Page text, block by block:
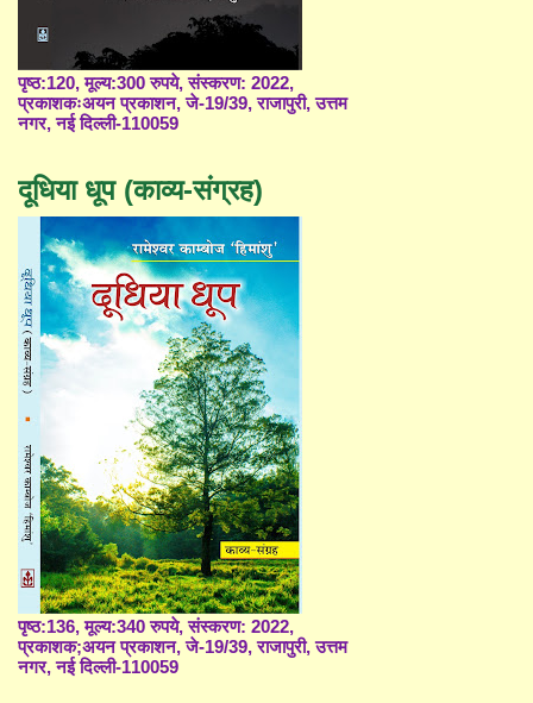
पृष्ठ:120, मूल्य:300 रुपये, संस्करण: 2022,
प्रकाशकःअयन प्रकाशन, जे-19/39, राजापुरी, उत्तम
नगर, नई दिल्ली-110059
दूधिया धूप (काव्य-संग्रह)
पृष्ठ:136, मूल्य:340 रुपये, संस्करण: 2022,
प्रकाशक;अयन प्रकाशन, जे-19/39, राजापुरी, उत्तम
नगर, नई दिल्ली-110059